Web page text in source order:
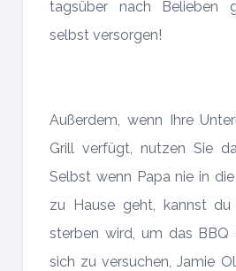
tagsüber nach Belieben
selbst versorgen!
Außerdem, wenn Ihre
Grill verfügt, nutzen Sie
Selbst wenn Papa nie in
zu Hause geht, kannst
sterben wird, um das BBQ
sich zu versuchen, Jamie